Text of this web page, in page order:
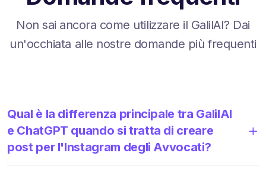
Non sai ancora come utilizzare il GalilAI? Dai
un'occhiata alle nostre domande più frequenti
Qual è la differenza principale tra GalilAI
e ChatGPT quando si tratta di creare
post per l'Instagram degli Avvocati?